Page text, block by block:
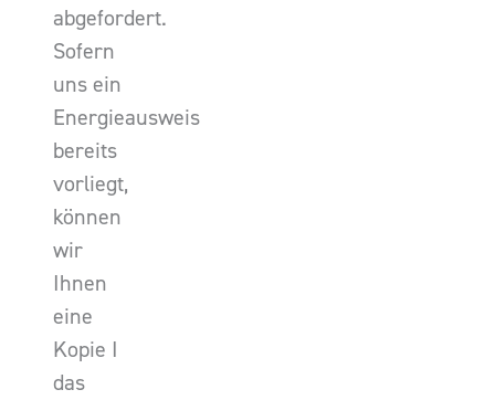
abgefordert.
Sofern
uns ein
Energieausweis
bereits
vorliegt,
können
wir
Ihnen
eine
Kopie I
das